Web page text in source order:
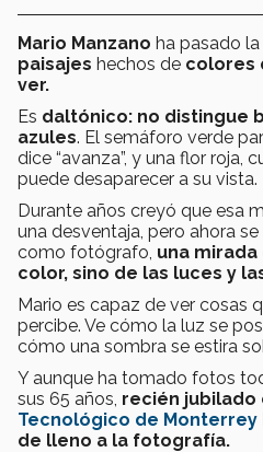
Mario Manzano ha pasado la
paisajes hechos de colores
ver.
Es daltónico: no distingue
azules. El semáforo verde
dice “avanza”, y una flor roja,
puede desaparecer a su vista.
Durante años creyó que esa
una desventaja, pero ahora
como fotógrafo, una
color, sino de las luces y
Mario es capaz de ver cosas
percibe. Ve cómo la luz se
cómo una sombra se estira
Y aunque ha tomado fotos
sus 65 años, recién
Tecnológico de Monterrey
de lleno a la fotografía.